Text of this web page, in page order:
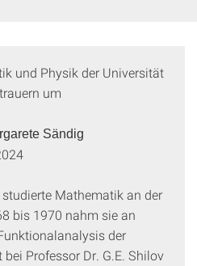
und Physik der Universität
um
Sändig
Mathematik an der
bis 1970 nahm sie an
der
Professor Dr. G.E. Shilov